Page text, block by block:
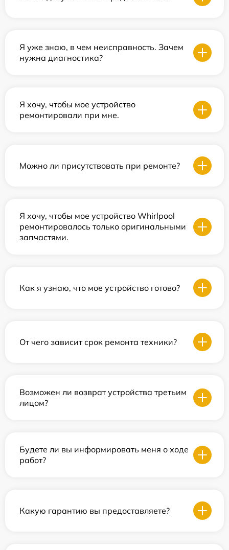
Я уже знаю, в чем неисправность. Зачем
нужна диагностика?
Я хочу, чтобы мое устройство
ремонтировали при мне.
Можно ли присутствовать при ремонте?
Я хочу, чтобы мое устройство Whirlpool
ремонтировалось только оригинальными
запчастями.
Как я узнаю, что мое устройство готово?
От чего зависит срок ремонта техники?
Возможен ли возврат устройства третьим
лицом?
Будете ли вы информировать меня о ходе
работ?
Какую гарантию вы предоставляете?